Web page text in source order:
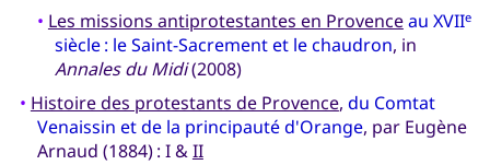
• Les missions antiprotestantes en Provenceau XVIIe
siècle : le Saint-Sacrement et le chaudron, in
Annales du Midi(2008)
• Histoire des protestants de Provence, du Comtat
Venaissin et de la principauté d'Orange, par Eugène
Arnaud (1884) : I &II